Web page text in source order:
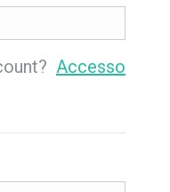
Accesso